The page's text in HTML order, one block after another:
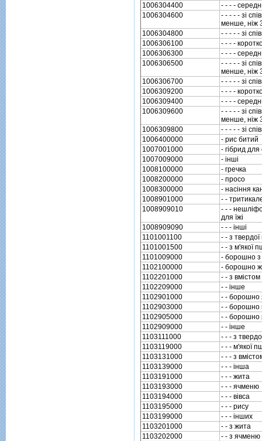
1006304400
- - - -
1006304600
- - - - - зi
менше, нiж
1006304800
- - - - - зi
1006306100
- - - -
1006306300
- - - -
1006306500
- - - - - зi
менше, нiж
1006306700
- - - - - зi
1006309200
- - - -
1006309400
- - - -
1006309600
- - - - - зi
менше, нiж
1006309800
- - - - - зi
1006400000
- рис битий
1007001000
- гiбрид для
1007009000
- iншi
1008100000
- гречка
1008200000
- просо
1008300000
- насiння
1008901000
- -
1008909010
- - -
для їжi
1008909090
- - - iншi
1101001100
- - з
1101001500
- - з м'якої
1101009000
- борошно з
1102100000
- борошно
1102201000
- - з
1102209000
- - iнше
1102901000
- - борошно
1102903000
- - борошно
1102905000
- - борошно
1102909000
- - iнше
1103111000
- - - з
1103119000
- - - м'якої
1103131000
- - - з
1103139000
- - - iнша
1103191000
- - - жита
1103193000
- - - ячменю
1103194000
- - - вiвса
1103195000
- - - рису
1103199000
- - - iнших
1103201000
- - з жита
1103202000
- - з ячменю